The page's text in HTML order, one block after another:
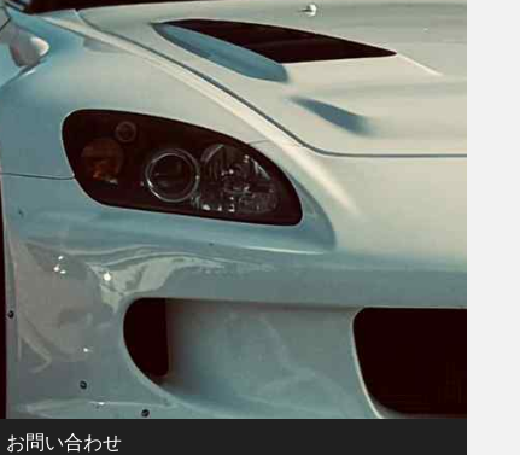
お問い合わせ